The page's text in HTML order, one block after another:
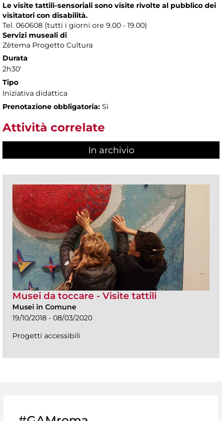
Le visite tattili-sensoriali sono visite rivolte al pubblico dei
visitatori con disabilità.
Tel. 060608 (tutti i giorni ore 9.00 - 19.00)
Servizi museali di
Zètema Progetto Cultura
Durata
2h30'
Tipo
Iniziativa didattica
Prenotazione obbligatoria: Sì
Attività correlate
In archivio
Musei da toccare - Visite tattili
Musei in Comune
19/10/2018 - 08/03/2020
Progetti accessibili